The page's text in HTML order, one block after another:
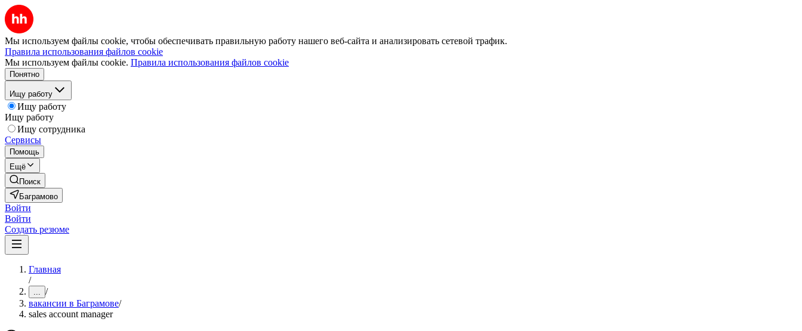
Мы используем файлы cookie, чтобы обеспечивать правильную работу нашего веб-сайта и анализировать сетевой трафик.
Правила использования файлов cookie
Мы используем файлы cookie. Правила использования файлов cookie
Понятно
Ищу работу
Ищу работу
Ищу работу
Ищу сотрудника
Сервисы
Помощь
Ещё
Поиск
Баграмово
Войти
Войти
Создать резюме
Главная
/
... /
вакансии в Баграмове/
sales account manager